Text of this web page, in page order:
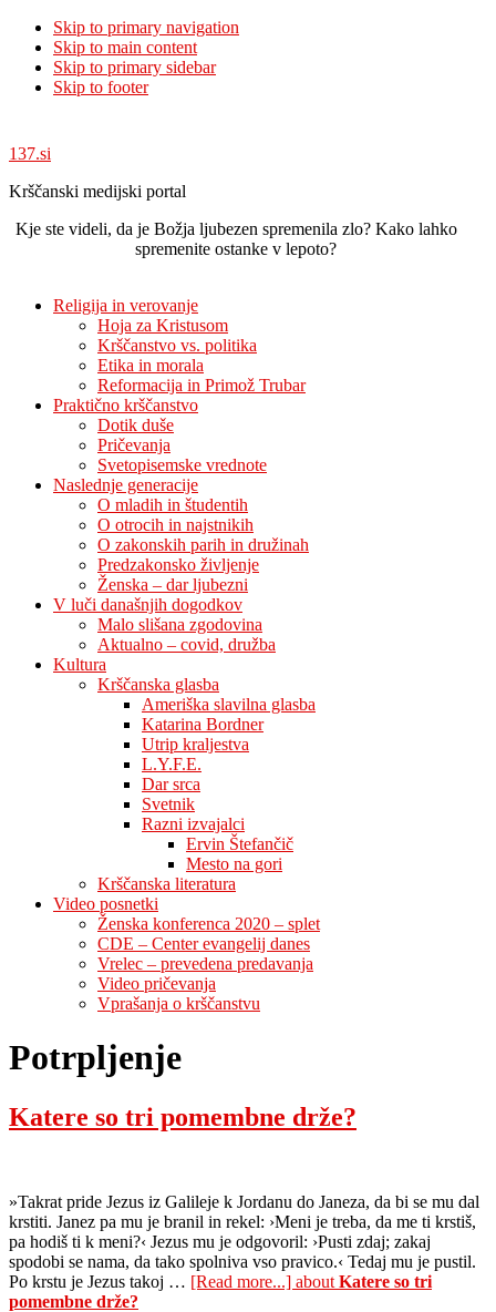
Skip to primary navigation
Skip to main content
Skip to primary sidebar
Skip to footer
137.si
Krščanski medijski portal
Kje ste videli, da je Božja ljubezen spremenila zlo? Kako lahko
spremenite ostanke v lepoto?
Religija in verovanje
Hoja za Kristusom
Krščanstvo vs. politika
Etika in morala
Reformacija in Primož Trubar
Praktično krščanstvo
Dotik duše
Pričevanja
Svetopisemske vrednote
Naslednje generacije
O mladih in študentih
O otrocih in najstnikih
O zakonskih parih in družinah
Predzakonsko življenje
Ženska – dar ljubezni
V luči današnjih dogodkov
Malo slišana zgodovina
Aktualno – covid, družba
Kultura
Krščanska glasba
Ameriška slavilna glasba
Katarina Bordner
Utrip kraljestva
L.Y.F.E.
Dar srca
Svetnik
Razni izvajalci
Ervin Štefančič
Mesto na gori
Krščanska literatura
Video posnetki
Ženska konferenca 2020 – splet
CDE – Center evangelij danes
Vrelec – prevedena predavanja
Video pričevanja
Vprašanja o krščanstvu
Potrpljenje
Katere so tri pomembne drže?
»Takrat pride Jezus iz Galileje k Jordanu do Janeza, da bi se mu dal
krstiti. Janez pa mu je branil in rekel: ›Meni je treba, da me ti krstiš,
pa hodiš ti k meni?‹ Jezus mu je odgovoril: ›Pusti zdaj; zakaj
spodobi se nama, da tako spolniva vso pravico.‹ Tedaj mu je pustil.
Po krstu je Jezus takoj … [Read more...] about Katere so tri
pomembne drže?